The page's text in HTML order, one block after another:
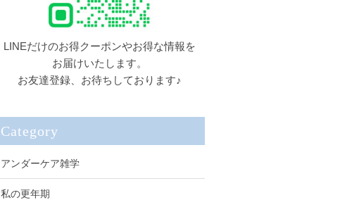
LINEだけのお得クーポンやお得な情報を
お届けいたします。
お友達登録、お待ちしております♪
Category
アンダーケア雑学
私の更年期